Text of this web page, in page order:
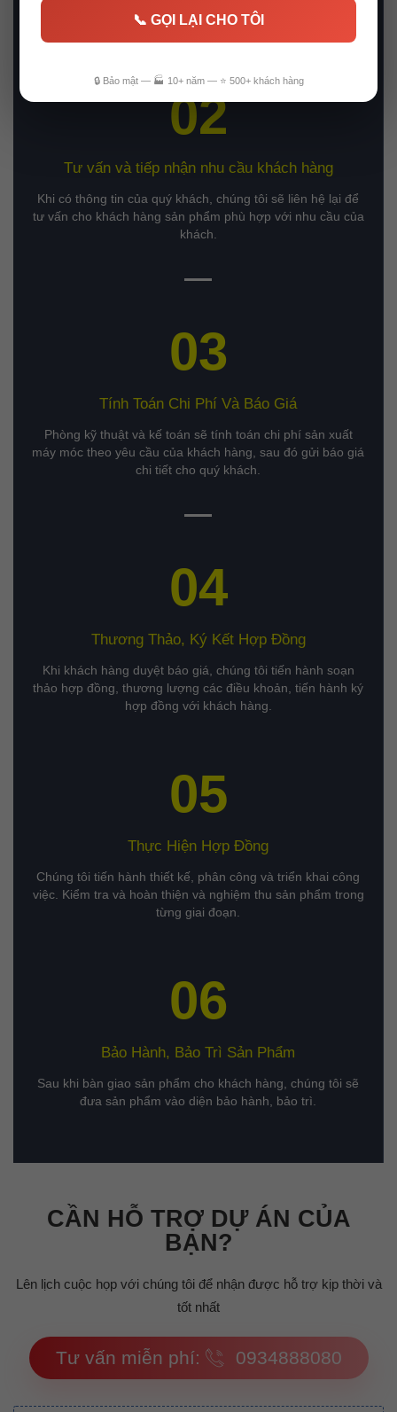
02
Tư vấn và tiếp nhận nhu cầu khách hàng
Khi có thông tin của quý khách, chúng tôi sẽ liên hệ lại để
tư vấn cho khách hàng sản phẩm phù hợp với nhu cầu của
khách.
03
Tính Toán Chi Phí Và Báo Giá
Phòng kỹ thuật và kế toán sẽ tính toán chi phí sản xuất
máy móc theo yêu cầu của khách hàng, sau đó gửi báo giá
chi tiết cho quý khách.
04
Thương Thảo, Ký Kết Hợp Đồng
Khi khách hàng duyệt báo giá, chúng tôi tiến hành soạn
thảo hợp đồng, thương lượng các điều khoản, tiến hành ký
hợp đồng với khách hàng.
05
Thực Hiện Hợp Đồng
Chúng tôi tiến hành thiết kế, phân công và triển khai công
việc. Kiểm tra và hoàn thiện và nghiệm thu sản phẩm trong
từng giai đoạn.
06
Bảo Hành, Bảo Trì Sản Phẩm
Sau khi bàn giao sản phẩm cho khách hàng, chúng tôi sẽ
đưa sản phẩm vào diện bảo hành, bảo trì.
CẦN HỖ TRỢ DỰ ÁN CỦA
BẠN?
Lên lịch cuộc họp với chúng tôi để nhận được hỗ trợ kịp thời và
tốt nhất
Tư vấn miễn phí: 0934888080
📞 GỌI LẠI CHO TÔI
🔒 Bảo mật — 🏭 10+ năm — ⭐ 500+ khách hàng